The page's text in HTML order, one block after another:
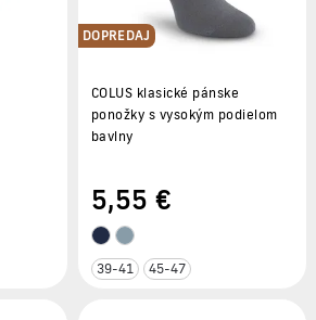
DOPREDAJ
COLUS klasické pánske
ponožky s vysokým podielom
bavlny
5,55 €
39-41 45-47